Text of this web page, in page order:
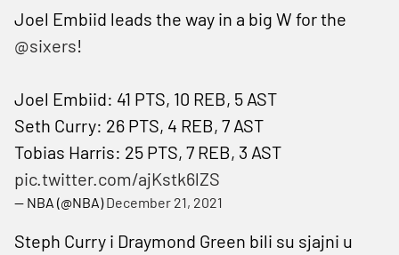
Joel Embiid leads the way in a big W for the
@sixers!
Joel Embiid: 41 PTS, 10 REB, 5 AST
Seth Curry: 26 PTS, 4 REB, 7 AST
Tobias Harris: 25 PTS, 7 REB, 3 AST
pic.twitter.com/ajKstk6lZS
— NBA (@NBA)December 21, 2021
Steph Curry i Draymond Green bili su sjajni u